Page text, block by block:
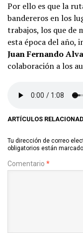
Por ello es que la
bandereros en los
trabajos, los que de
esta época del año,
Juan Fernando
colaboración a los
ARTÍCULOS
Tu dirección de correo
obligatorios están
Comentario *